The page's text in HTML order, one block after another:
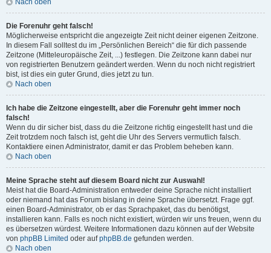
Nach oben
Die Forenuhr geht falsch!
Möglicherweise entspricht die angezeigte Zeit nicht deiner eigenen Zeitzone.
In diesem Fall solltest du im „Persönlichen Bereich“ die für dich passende
Zeitzone (Mitteleuropäische Zeit, ...) festlegen. Die Zeitzone kann dabei nur
von registrierten Benutzern geändert werden. Wenn du noch nicht registriert
bist, ist dies ein guter Grund, dies jetzt zu tun.
Nach oben
Ich habe die Zeitzone eingestellt, aber die Forenuhr geht immer noch
falsch!
Wenn du dir sicher bist, dass du die Zeitzone richtig eingestellt hast und die
Zeit trotzdem noch falsch ist, geht die Uhr des Servers vermutlich falsch.
Kontaktiere einen Administrator, damit er das Problem beheben kann.
Nach oben
Meine Sprache steht auf diesem Board nicht zur Auswahl!
Meist hat die Board-Administration entweder deine Sprache nicht installiert
oder niemand hat das Forum bislang in deine Sprache übersetzt. Frage ggf.
einen Board-Administrator, ob er das Sprachpaket, das du benötigst,
installieren kann. Falls es noch nicht existiert, würden wir uns freuen, wenn du
es übersetzen würdest. Weitere Informationen dazu können auf der Website
von phpBB Limited oder aufphpBB.de gefunden werden.
Nach oben